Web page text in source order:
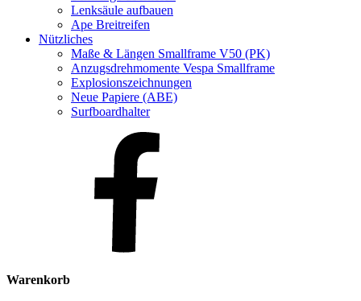
Lenksäule aufbauen
Ape Breitreifen
Nützliches
Maße & Längen Smallframe V50 (PK)
Anzugsdrehmomente Vespa Smallframe
Explosionszeichnungen
Neue Papiere (ABE)
Surfboardhalter
Warenkorb